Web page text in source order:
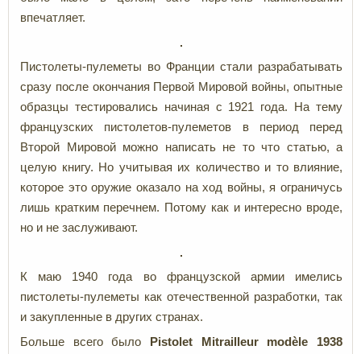
впечатляет.
Пистолеты-пулеметы во Франции стали разрабатывать
сразу после окончания Первой Мировой войны, опытные
образцы тестировались начиная с 1921 года. На тему
французских пистолетов-пулеметов в период перед
Второй Мировой можно написать не то что статью, а
целую книгу. Но учитывая их количество и то влияние,
которое это оружие оказало на ход войны, я ограничусь
лишь кратким перечнем. Потому как и интересно вроде,
но и не заслуживают.
К маю 1940 года во французской армии имелись
пистолеты-пулеметы как отечественной разработки, так
и закупленные в других странах.
Больше всего было
Pistolet Mitrailleur modèle
1938